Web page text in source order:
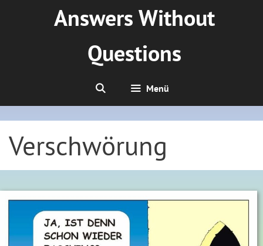
Answers Without
Questions
Menü
Verschwörung